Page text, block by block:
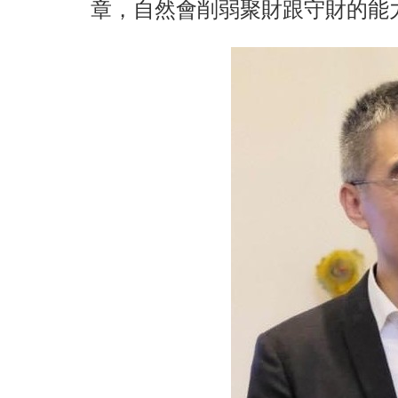
章，自然會削弱聚財跟守財的能